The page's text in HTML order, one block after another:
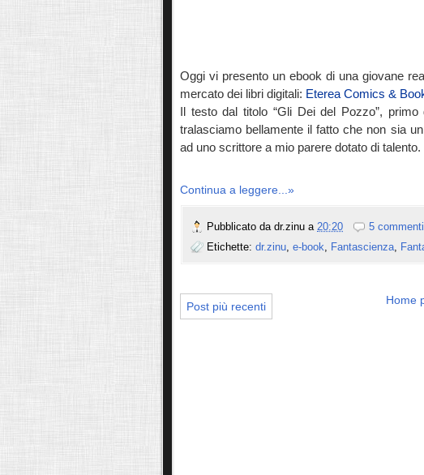
Oggi vi presento un ebook di una giovane
mercato dei libri digitali: Eterea Comics &
Il testo dal titolo “Gli Dei del Pozzo”,
tralasciamo bellamente il fatto che non sia
ad uno scrittore a mio parere dotato di talento.
Continua a leggere...»
Pubblicato da dr.zinu a 20:20
5 commenti
Etichette: dr.zinu e-book Fantascienza
Post più recenti Home